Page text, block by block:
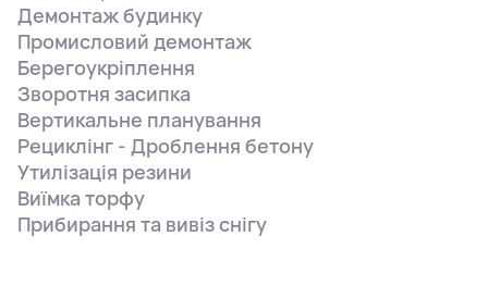
Демонтаж будинку
Промисловий демонтаж
Берегоукріплення
Зворотня засипка
Вертикальне планування
Рециклінг - Дроблення бетону
Утилізація резини
Виїмка торфу
Прибирання та вивіз снігу